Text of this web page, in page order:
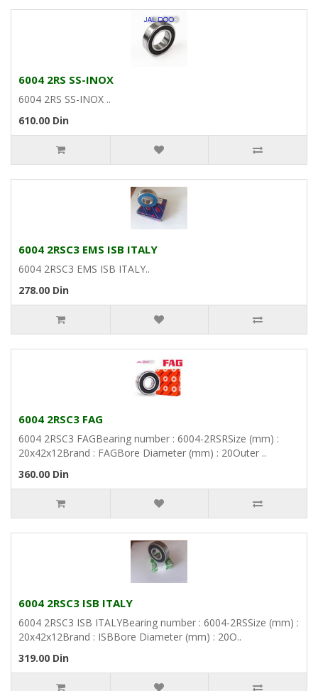
6004 2RS SS-INOX
6004 2RS SS-INOX ..
610.00 Din
6004 2RSC3 EMS ISB ITALY
6004 2RSC3 EMS ISB ITALY..
278.00 Din
6004 2RSC3 FAG
6004 2RSC3 FAGBearing number : 6004-2RSRSize (mm) :
20x42x12Brand : FAGBore Diameter (mm) : 20Outer ..
360.00 Din
6004 2RSC3 ISB ITALY
6004 2RSC3 ISB ITALYBearing number : 6004-2RSSize (mm) :
20x42x12Brand : ISBBore Diameter (mm) : 20O..
319.00 Din